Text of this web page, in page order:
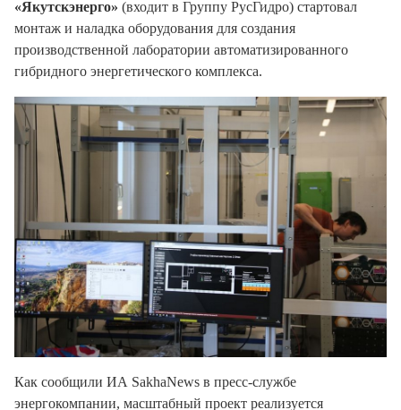
«Якутскэнерго» (входит в Группу РусГидро) стартовал
монтаж и наладка оборудования для создания
производственной лаборатории автоматизированного
гибридного энергетического комплекса.
Как сообщили ИА SakhaNews в пресс-службе
энергокомпании, масштабный проект реализуется